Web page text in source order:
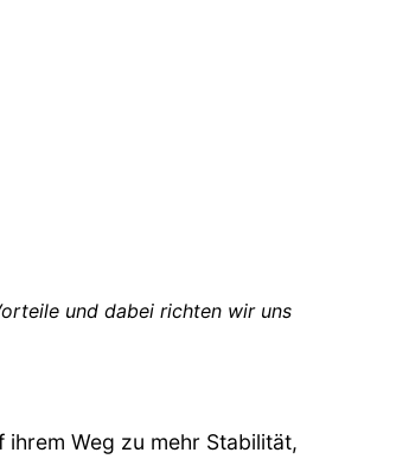
und dabei richten wir uns
Weg zu mehr Stabilität,